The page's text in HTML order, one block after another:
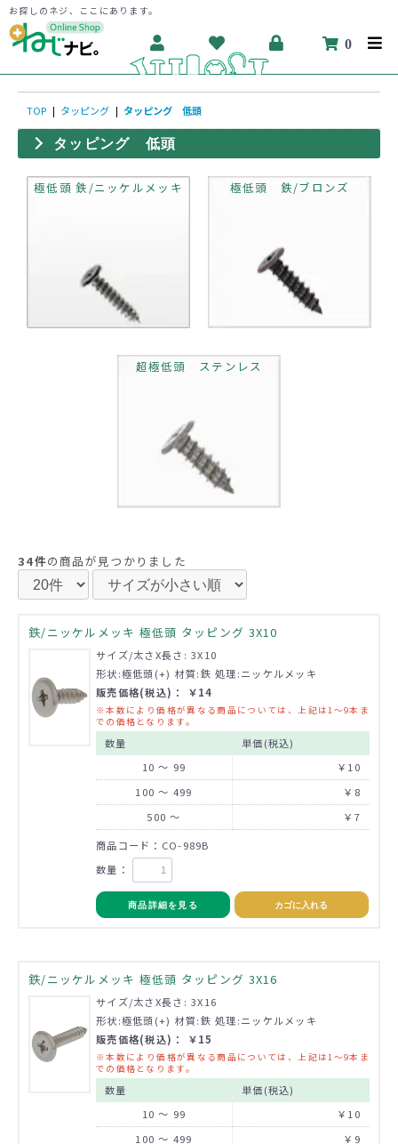
お探しのネジ、ここにあります。
0
TOP | タッピング | タッピング 低頭
タッピング 低頭
極低頭 鉄/ニッケルメッキ 極低頭 鉄/ブロンズ
超極低頭 ステンレス
34件の商品が見つかりました
鉄/ニッケルメッキ 極低頭 タッピング 3X10
サイズ/太さX長さ: 3X10
形状:極低頭(+) 材質:鉄 処理:ニッケルメッキ
販売価格(税込)： ￥14
※本数により価格が異なる商品については、上記は1～9本ま
での価格となります。
数量
単価(税込)
10 ～ 99
￥10
100 ～ 499
￥8
500 ～
￥7
商品コード：CO-989B
数量：
商品詳細を見る カゴに入れる
鉄/ニッケルメッキ 極低頭 タッピング 3X16
サイズ/太さX長さ: 3X16
形状:極低頭(+) 材質:鉄 処理:ニッケルメッキ
販売価格(税込)： ￥15
※本数により価格が異なる商品については、上記は1～9本ま
での価格となります。
数量
単価(税込)
10 ～ 99
￥10
100 ～ 499
￥9